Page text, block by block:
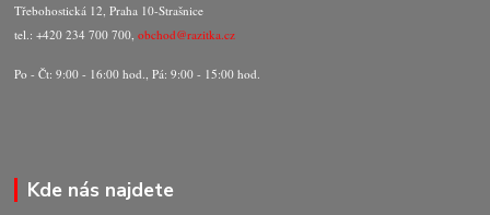
Třebohostická 12, Praha 10-Strašnice
tel.: +420 234 700 700,obchod@razitka.cz
Po - Čt: 9:00 - 16:00 hod., Pá: 9:00 - 15:00 hod.
Kde nás najdete